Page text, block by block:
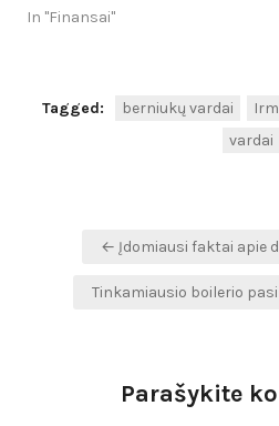
In "Finansai"
Tagged: berniukų vardai
vardai
Navigacija
įrašų
← Įdomiausi faktai apie
Tinkamiausio boilerio
Parašykite